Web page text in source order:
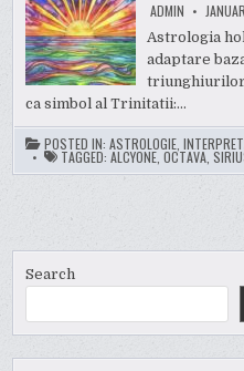
ADMIN
Astrologia
adaptare
ca simbol al Trinitatii:…
POSTED IN:ASTROLOGIE ,
TAGGED:ALCYONE ,OCTAVA ,
Search